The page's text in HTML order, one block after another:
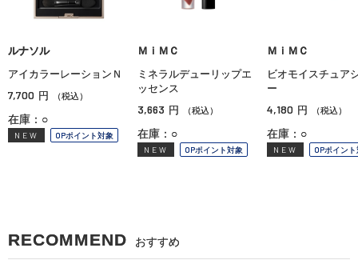
ルナソル
アイカラーレーションＮ
7,700 円 （税込）
在庫：○
NEW OPポイント対象
ＭｉＭＣ
ミネラルデューリップエ
ッセンス
3,663 円 （税込）
在庫：○
NEW OPポイント対象
ＭｉＭＣ
ビオモイスチュア
ー
4,180 円 （税込）
在庫：○
NEW OPポイン
RECOMMEND おすすめ